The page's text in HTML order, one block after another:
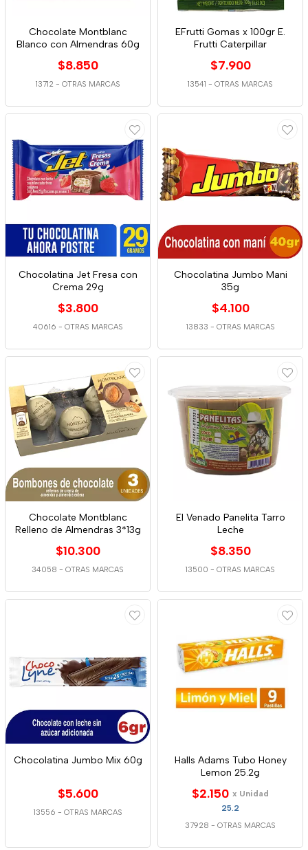
Chocolate Montblanc
Blanco con Almendras 60g
$8.850
13712 - OTRAS MARCAS
EFrutti Gomas x 100gr E.
Frutti Caterpillar
$7.900
13541 - OTRAS MARCAS
Chocolatina Jet Fresa con
Crema 29g
$3.800
40616 - OTRAS MARCAS
Chocolatina Jumbo Mani
35g
$4.100
13833 - OTRAS MARCAS
Chocolate Montblanc
Relleno de Almendras 3*13g
$10.300
34058 - OTRAS MARCAS
El Venado Panelita Tarro
Leche
$8.350
13500 - OTRAS MARCAS
Chocolatina Jumbo Mix 60g
$5.600
13556 - OTRAS MARCAS
Halls Adams Tubo Honey
Lemon 25.2g
$2.150 x Unidad
25.2
37928 - OTRAS MARCAS